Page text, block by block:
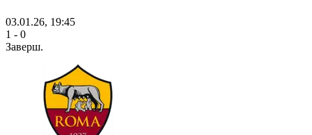
03.01.26, 19:45
1 - 0
Заверш.